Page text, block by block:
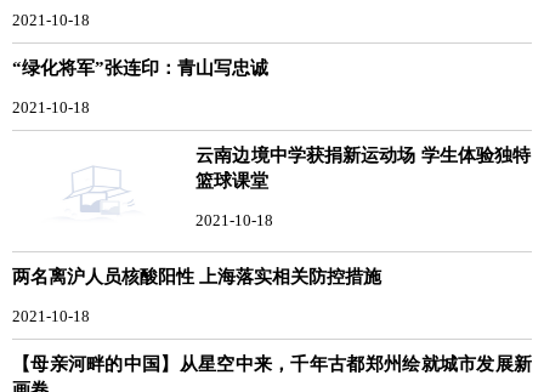
2021-10-18
“绿化将军”张连印：青山写忠诚
2021-10-18
云南边境中学获捐新运动场 学生体验独特
篮球课堂
2021-10-18
两名离沪人员核酸阳性 上海落实相关防控措施
2021-10-18
【母亲河畔的中国】从星空中来，千年古都郑州绘就城市发展新